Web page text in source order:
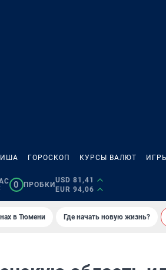
ГОРОСКОП КУРСЫ ВАЛЮТ
0 ПРОБКИ
USD 81,41
EUR 94,06
в Тюмени Где начать новую жизнь?